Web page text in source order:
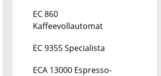
EC 860
Kaffeevollautomat
EC 9355 Specialista
ECA 13000 Espresso-